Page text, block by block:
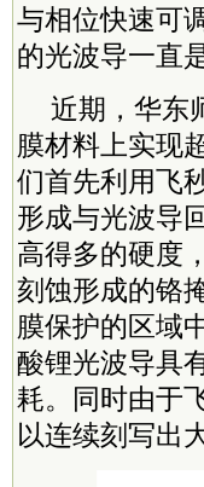
与相位快速可
的光波导一直
近期，华东
膜材料上实现
们首先利用飞
形成与光波导
高得多的硬度
刻蚀形成的铬
膜保护的区域
酸锂光波导具
耗。同时由于
以连续刻写出